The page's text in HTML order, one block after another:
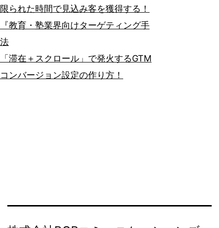
限られた時間で見込み客を獲得する！
『教育・塾業界向けターゲティング手
法
「滞在＋スクロール」で発火するGTM
コンバージョン設定の作り方！